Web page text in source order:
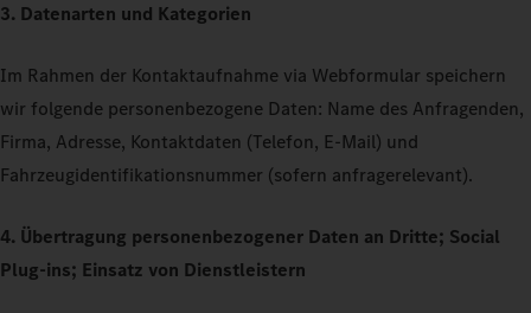
3. Datenarten und Kategorien
Im Rahmen der Kontaktaufnahme via Webformular speichern
wir folgende personenbezogene Daten: Name des Anfragenden,
Firma, Adresse, Kontaktdaten (Telefon, E-Mail) und
Fahrzeugidentifikationsnummer (sofern anfragerelevant).
4. Übertragung personenbezogener Daten an Dritte; Social
Plug-ins; Einsatz von Dienstleistern